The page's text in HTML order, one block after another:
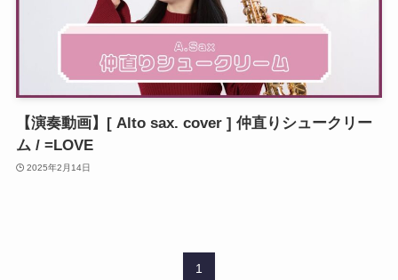
【演奏動画】[ Alto sax. cover ] 仲直りシュークリー
ム / =LOVE
2025年2月14日
1